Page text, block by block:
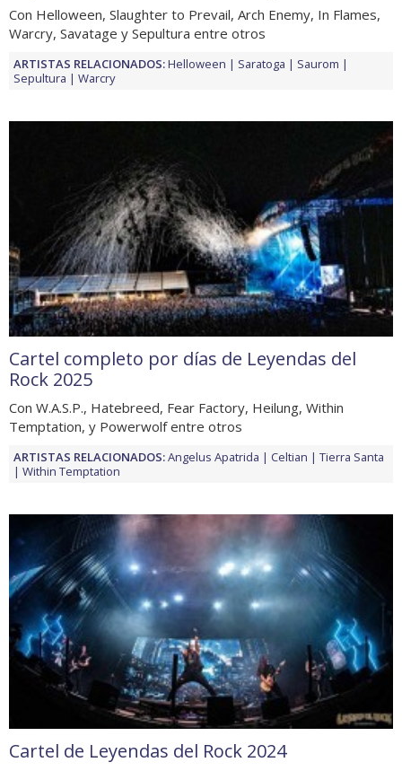
Con Helloween, Slaughter to Prevail, Arch Enemy, In Flames,
Warcry, Savatage y Sepultura entre otros
ARTISTAS RELACIONADOS:Helloween Saratoga
Saurom
Sepultura
Warcry
Cartel completo por días de Leyendas del
Rock 2025
Con W.A.S.P., Hatebreed, Fear Factory, Heilung, Within
Temptation, y Powerwolf entre otros
ARTISTAS RELACIONADOS:Angelus Apatrida Celtian
Tierra Santa
Within Temptation
Cartel de Leyendas del Rock 2024